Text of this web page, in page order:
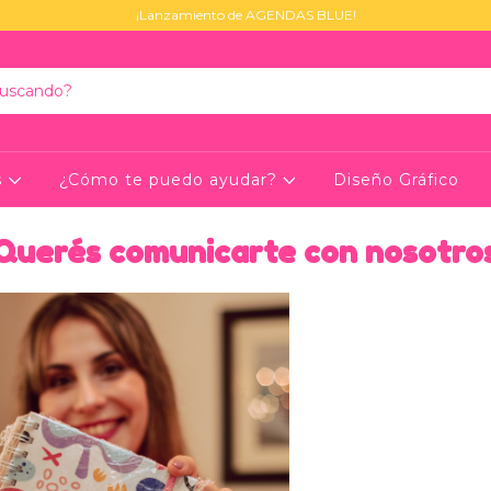
¡Lanzamiento de AGENDAS BLUE!
¿Cómo te puedo ayudar? Diseño Gráfico
comunicarte con